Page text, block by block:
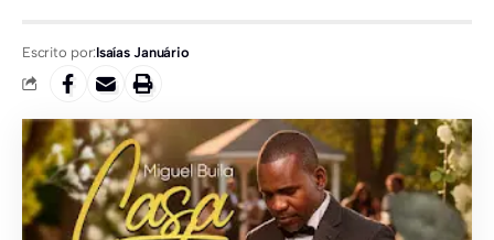
Escrito por:Isaías Januário